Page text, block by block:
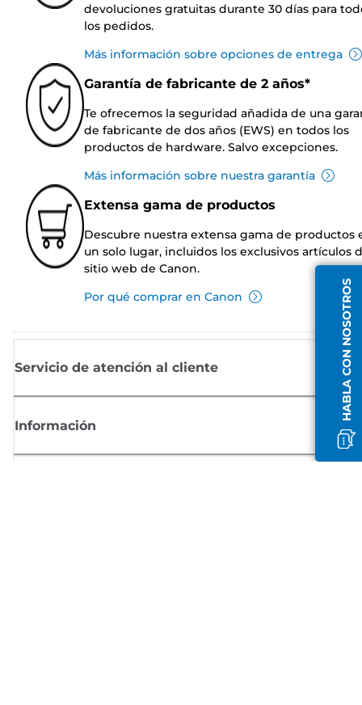
HABLA CON NOSOTROS
devoluciones gratuitas durante 30 días para
los pedidos.
Más información sobre opciones de entrega
Garantía de fabricante de 2 años*
Te ofrecemos la seguridad añadida de una
de fabricante de dos años (EWS) en todos los
productos de hardware. Salvo excepciones.
Más información sobre nuestra garantía
Extensa gama de productos
Descubre nuestra extensa gama de productos
un solo lugar, incluidos los exclusivos artículos
sitio web de Canon.
Por qué comprar en Canon
Servicio de atención al cliente
Información